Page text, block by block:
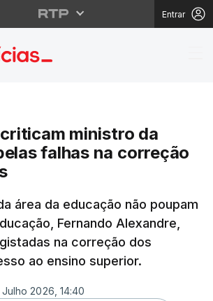
Entrar
criticam
ministro da
falhas na correção
área da educação não poupam
Fernando Alexandre,
na correção dos
ao ensino superior.
2026, 14:40